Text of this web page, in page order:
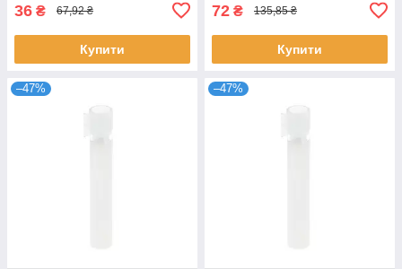
36 ₴ 67,92 ₴
Купити
72 ₴ 135,85 ₴
Купити
–47% –47%